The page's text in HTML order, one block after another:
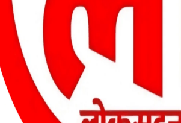
बजे, निवास स्थान पुराना बस स्टैंड गौरी शंकर